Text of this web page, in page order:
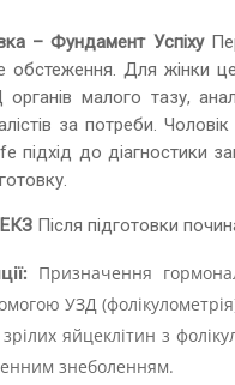
– Фундамент Успіху
обстеження. Для жінки
малого тазу,
за потреби.
підхід до діагностики
Після підготовки
Призначення
УЗД (фолікулометрія)
зрілих яйцеклітин з
знеболенням.